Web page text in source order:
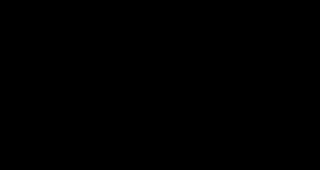
completo se incrementó en 28.200
en la comunidad hasta los